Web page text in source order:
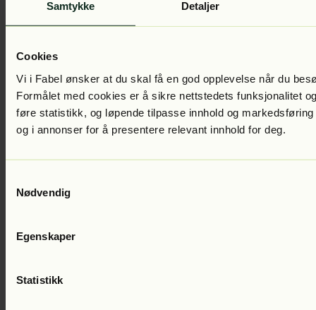
Samtykke Detaljer
Cookies
Vi i Fabel ønsker at du skal få en god opplevelse når du
Formålet med cookies er å sikre nettstedets funksjonalitet
føre statistikk, og løpende tilpasse innhold og markedsføring
og i annonser for å presentere relevant innhold for deg.
Nødvendig
Egenskaper
Statistikk
Jan Kjærstad, Thorvald Steen + 8HjemmekontoretLest av:Kai